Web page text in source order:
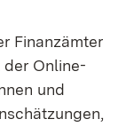
Finanzämter
Online-
und